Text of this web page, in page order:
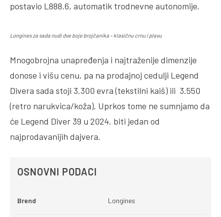
postavio L888.6, automatik trodnevne autonomije.
Longines za sada nudi dve boje brojčanika – klasičnu crnu i plavu
Mnogobrojna unapređenja i najtraženije dimenzije
donose i višu cenu, pa na prodajnoj cedulji Legend
Divera sada stoji 3.300 evra (tekstilni kaiš) ili 3.550
(retro narukvica/koža). Uprkos tome ne sumnjamo da
će Legend Diver 39 u 2024. biti jedan od
najprodavanijih dajvera.
OSNOVNI PODACI
Brend Longines